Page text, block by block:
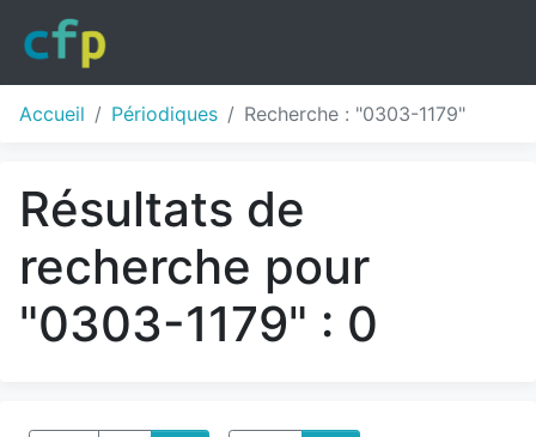
Accueil Périodiques Recherche : "0303-1179"
Résultats de
recherche pour
"0303-1179" : 0